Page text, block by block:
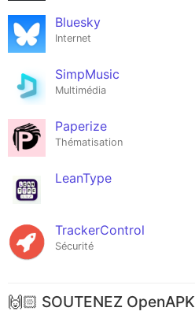
Bluesky
Internet
SimpMusic
Multimédia
Paperize
Thématisation
LeanType
TrackerControl
Sécurité
🙌🏻 SOUTENEZ OpenAPK